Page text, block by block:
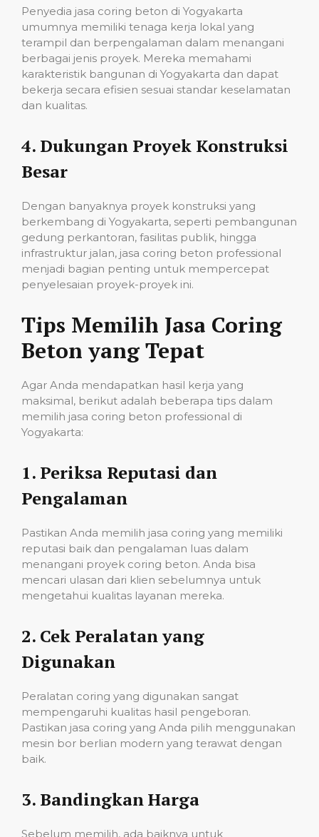
Penyedia jasa coring beton di Yogyakarta
umumnya memiliki tenaga kerja lokal yang
terampil dan berpengalaman dalam menangani
berbagai jenis proyek. Mereka memahami
karakteristik bangunan di Yogyakarta dan dapat
bekerja secara efisien sesuai standar keselamatan
dan kualitas.
4. Dukungan Proyek Konstruksi
Besar
Dengan banyaknya proyek konstruksi yang
berkembang di Yogyakarta, seperti pembangunan
gedung perkantoran, fasilitas publik, hingga
infrastruktur jalan, jasa coring beton professional
menjadi bagian penting untuk mempercepat
penyelesaian proyek-proyek ini.
Tips Memilih Jasa Coring
Beton yang Tepat
Agar Anda mendapatkan hasil kerja yang
maksimal, berikut adalah beberapa tips dalam
memilih jasa coring beton professional di
Yogyakarta:
1. Periksa Reputasi dan
Pengalaman
Pastikan Anda memilih jasa coring yang memiliki
reputasi baik dan pengalaman luas dalam
menangani proyek coring beton. Anda bisa
mencari ulasan dari klien sebelumnya untuk
mengetahui kualitas layanan mereka.
2. Cek Peralatan yang
Digunakan
Peralatan coring yang digunakan sangat
mempengaruhi kualitas hasil pengeboran.
Pastikan jasa coring yang Anda pilih menggunakan
mesin bor berlian modern yang terawat dengan
baik.
3. Bandingkan Harga
Sebelum memilih, ada baiknya untuk